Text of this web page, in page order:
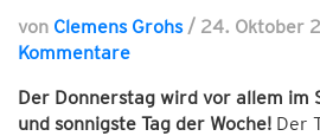
von Clemens Grohs / 24. Oktober
Kommentare
Der Donnerstag wird vor allem im
und sonnigste Tag der Woche! Der